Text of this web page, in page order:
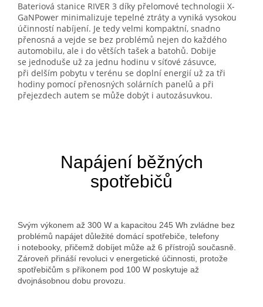
Bateriová stanice RIVER 3 díky přelomové technologii X-
GaNPower minimalizuje tepelné ztráty a vyniká vysokou
účinností nabíjení. Je tedy velmi kompaktní, snadno
přenosná a vejde se bez problémů nejen do každého
automobilu, ale i do větších tašek a batohů. Dobije
se jednoduše už za jednu hodinu v síťové zásuvce,
při delším pobytu v terénu se doplní energií už za tři
hodiny pomocí přenosných solárních panelů a při
přejezdech autem se může dobýt i autozásuvkou.
Napájení běžných
spotřebičů
Svým výkonem až 300 W a kapacitou 245 Wh zvládne bez
problémů napájet důležité domácí spotřebiče, telefony
i notebooky, přičemž dobíjet může až 6 přístrojů současně.
Zároveň přináší revoluci v energetické účinnosti, protože
spotřebičům s příkonem pod 100 W poskytuje až
dvojnásobnou dobu provozu.